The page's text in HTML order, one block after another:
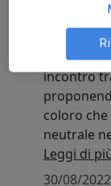
Dott.ssa
Via
Al Centro
incontro
coloro
neutrale
disagio e
fisico.
Leggi di
30/08/2022